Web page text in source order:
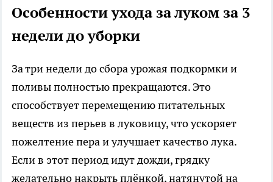
Особенности ухода за луком за 3
недели до уборки
За три недели до сбора урожая подкормки и
поливы полностью прекращаются. Это
способствует перемещению питательных
веществ из перьев в луковицу, что ускоряет
пожелтение пера и улучшает качество лука.
Если в этот период идут дожди, грядку
желательно накрыть плёнкой, натянутой на